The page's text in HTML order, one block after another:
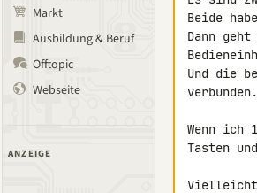
Markt
Ausbildung & Beruf
Offtopic
Webseite
ANZEIGE
Beide
Dann
Und die
verbunden.
Wenn ich
Tasten
Vielleicht